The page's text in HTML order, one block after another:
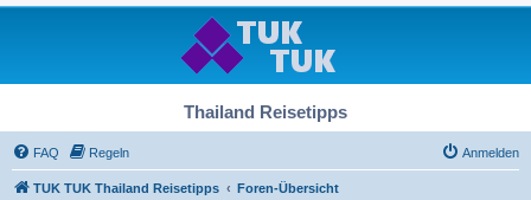
Thailand Reisetipps
FAQ Regeln Anmelden
TUK TUK Thailand Reisetipps Foren-Übersicht